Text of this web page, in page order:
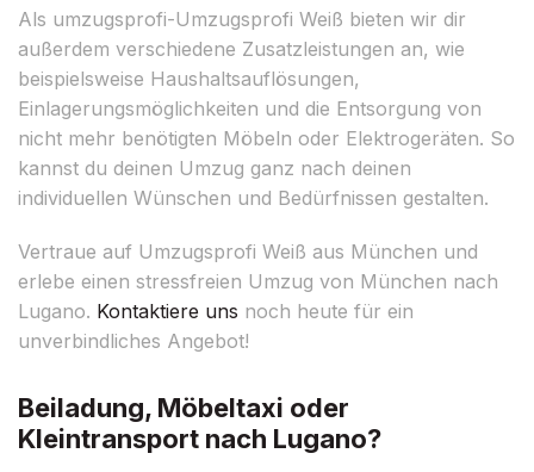
Als umzugsprofi-Umzugsprofi Weiß bieten wir dir
außerdem verschiedene Zusatzleistungen an, wie
beispielsweise Haushaltsauflösungen,
Einlagerungsmöglichkeiten und die Entsorgung von
nicht mehr benötigten Möbeln oder Elektrogeräten. So
kannst du deinen Umzug ganz nach deinen
individuellen Wünschen und Bedürfnissen gestalten.
Vertraue auf Umzugsprofi Weiß aus München und
erlebe einen stressfreien Umzug von München nach
Lugano. Kontaktiere uns noch heute für ein
unverbindliches Angebot!
Beiladung, Möbeltaxi oder
Kleintransport nach Lugano?